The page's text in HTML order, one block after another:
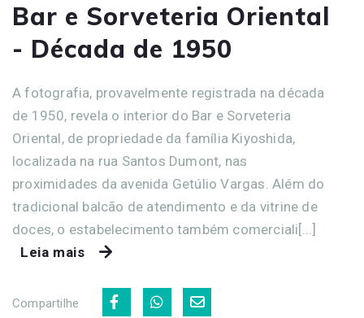
Bar e Sorveteria Oriental
- Década de 1950
A fotografia, provavelmente registrada na década
de 1950, revela o interior do Bar e Sorveteria
Oriental, de propriedade da família Kiyoshida,
localizada na rua Santos Dumont, nas
proximidades da avenida Getúlio Vargas. Além do
tradicional balcão de atendimento e da vitrine de
doces, o estabelecimento também comerciali[...]
Leia mais
Compartilhe